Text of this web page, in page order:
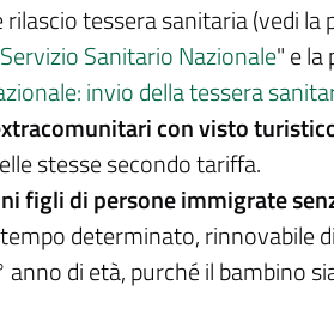
rilascio tessera sanitaria (vedi la
Sanitario Nazionale" e la
invio della tessera
con visto
stesse secondo tariffa.
figli di persone immigrate
determinato, rinnovabile
di età, purché il bambino